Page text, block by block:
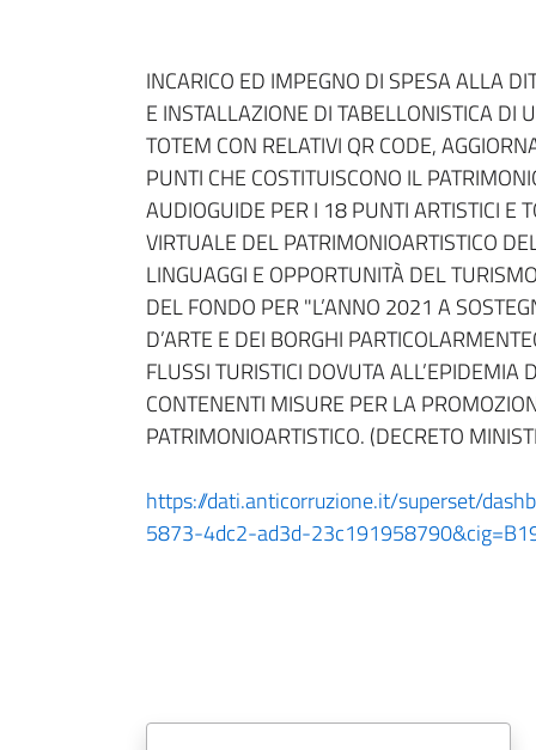
INCARICO ED IMPEGNO DI SPESA ALLA
E INSTALLAZIONE DI TABELLONISTICA
TOTEM CON RELATIVI QR CODE,
PUNTI CHE COSTITUISCONO IL
AUDIOGUIDE PER I 18 PUNTI ARTISTICI E
VIRTUALE DEL PATRIMONIOARTISTICO
LINGUAGGI E OPPORTUNITÀ DEL
DEL FONDO PER "L’ANNO 2021 A
D’ARTE E DEI BORGHI
FLUSSI TURISTICI DOVUTA ALL’EPIDEMIA
CONTENENTI MISURE PER LA
PATRIMONIOARTISTICO. (DECRETO
https://dati.anticorruzione.it/superset/
5873-4dc2-ad3d-